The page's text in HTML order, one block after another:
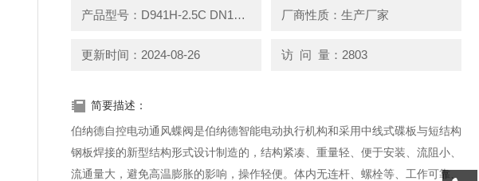
产品型号：D941H-2.5C DN100-800 厂商性质：生产厂家
更新时间：2024-08-26 访 问 量：2803
简要描述：
伯纳德自控电动通风蝶阀是伯纳德智能电动执行机构和采用中线式碟板与短结构
钢板焊接的新型结构形式设计制造的，结构紧凑、重量轻、便于安装、流阻小、
流通量大，避免高温膨胀的影响，操作轻便。体内无连杆、螺栓等、工作可靠、